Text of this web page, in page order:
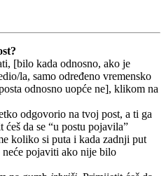
[bilo kada odnosno, ako je
la, samo određeno vremensko
odnosno uopće ne], klikom na
odgovorio na tvoj post, a ti ga
da se “u postu pojavila”
koliko si puta i kada zadnji put
neće pojaviti ako nije bilo